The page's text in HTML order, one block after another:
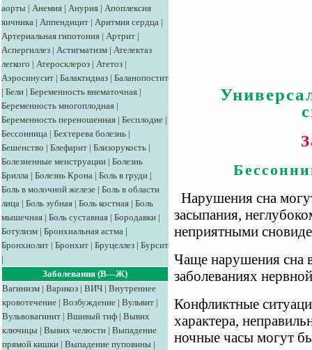
аорты | Анемия | Анурия | Апоплексия
яичника | Аппендицит | Аритмия сердца |
Артериальная гипотония | Артрит |
Аспергиллез | Астигматизм | Ателектаз
легкого | Атеросклероз | Атетоз |
Аэросинусит | Балактидиаз | Баланопостит
| Бели | Беременность внематочная |
Беременность многоплодная |
Беременность переношенная | Бесплодие |
Бессонница | Бехтерева болезнь |
Бешенство | Блефарит | Близорукость |
Болезненные менструации | Болезнь
Брилла | Болезнь Крона | Боль в груди |
Боль в молочной железе | Боль в области
лица | Боль зубная | Боль костная | Боль
мышечная | Боль суставная | Бородавки |
Ботулизм | Бронхиальная астма |
Бронхиолит | Бронхит | Бруцеллез | Бурсит
|
Заболевания (В—Ж)
Вагинизм | Варикоз | ВИЧ | Внутреннее
кровотечение | Возбуждение | Вульвит |
Вульвовагинит | Вшивый тиф | Вывих
ключицы | Вывих челюсти | Выпадение
прямой кишки | Выпадение пуповины |
Нарушения сна
засыпания,
неприятными
Чаще нарушения сна
заболеваниях
Конфликтные
характера,
ночные часы могут